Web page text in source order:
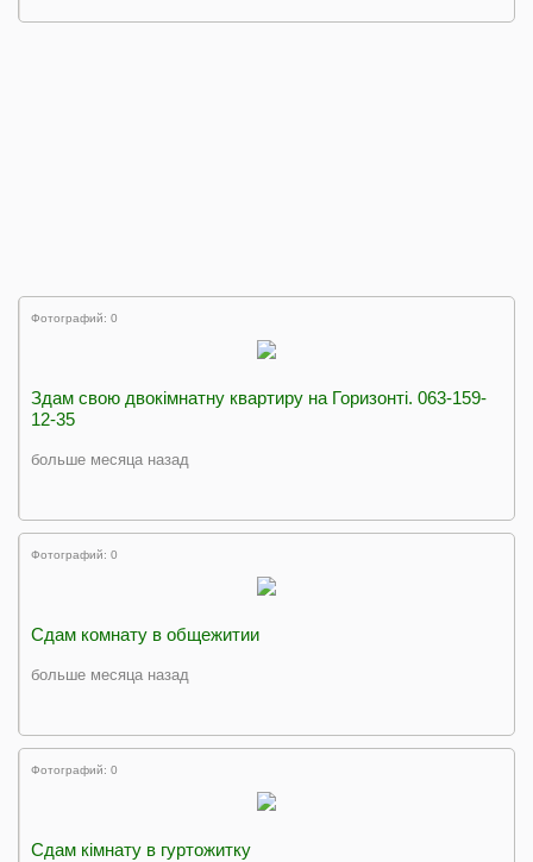
Фотографий: 0
Здам свою двокімнатну квартиру на Горизонті. 063-159-
12-35
больше месяца назад
Фотографий: 0
Сдам комнату в общежитии
больше месяца назад
Фотографий: 0
Сдам кімнату в гуртожитку